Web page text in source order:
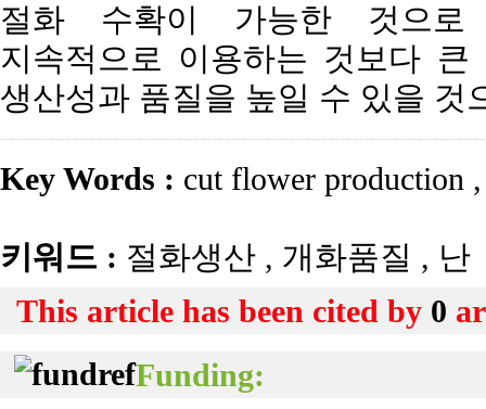
절화 수확이 가능한 것으로
지속적으로 이용하는 것보다
생산성과 품질을 높일 수 있을 것
Key Words : cut flower production ,
키워드 : 절화생산 , 개화품질 , 난
This article has been cited by 0
Funding: